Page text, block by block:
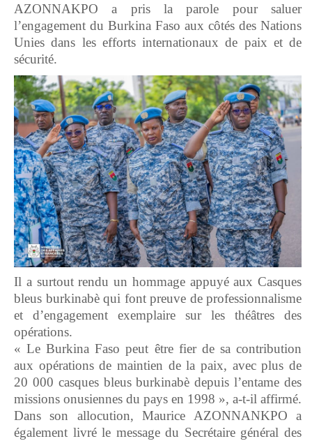
AZONNAKPO a pris la parole pour saluer
l’engagement du Burkina Faso aux côtés des Nations
Unies dans les efforts internationaux de paix et de
sécurité.
Il a surtout rendu un hommage appuyé aux Casques
bleus burkinabè qui font preuve de professionnalisme
et d’engagement exemplaire sur les théâtres des
opérations.
« Le Burkina Faso peut être fier de sa contribution
aux opérations de maintien de la paix, avec plus de
20 000 casques bleus burkinabè depuis l’entame des
missions onusiennes du pays en 1998 », a-t-il affirmé.
Dans son allocution, Maurice AZONNANKPO a
également livré le message du Secrétaire général des